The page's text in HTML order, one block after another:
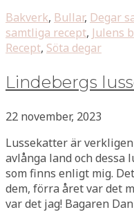
Bakverk, Bullar, Degar
samtliga recept, Julens
Recept, Söta degar
Lindebergs
22 november, 2023
Lussekatter är
avlånga land och dessa
som finns enligt mig.
dem, förra året var det
var det jag! Bagaren